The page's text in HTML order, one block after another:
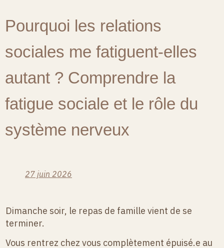
Pourquoi les relations
sociales me fatiguent-elles
autant ? Comprendre la
fatigue sociale et le rôle du
système nerveux
27 juin 2026
Dimanche soir, le repas de famille vient de se
terminer.
Vous rentrez chez vous complètement épuisé.e au